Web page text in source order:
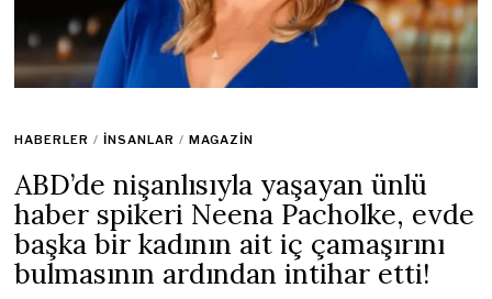
HABERLER / İNSANLAR / MAGAZIN
ABD’de nişanlısıyla yaşayan ünlü
haber spikeri Neena Pacholke, evde
başka bir kadının ait iç çamaşırını
bulmasının ardından intihar etti!